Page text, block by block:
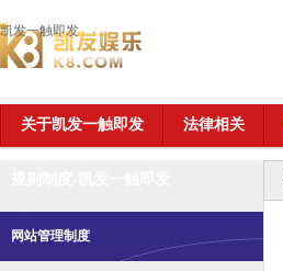
凯发一触即发
关于凯发一触即发 法律相关
网站管理制度